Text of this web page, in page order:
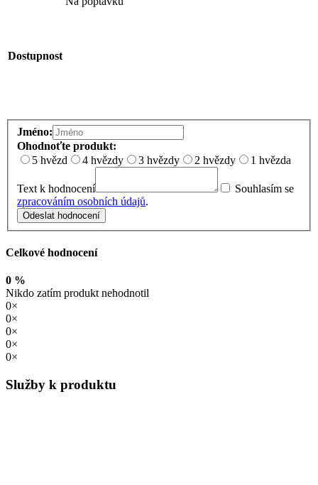
Dostupnost
Jméno:
Ohodnoťte produkt:
5 hvězd
4 hvězdy 3 hvězdy 2 hvězdy 1 hvězda
Text k hodnocení
Souhlasím se
zpracováním osobních údajů.
Odeslat hodnocení
Celkové hodnocení
0 %
Nikdo zatím produkt nehodnotil
0×
0×
0×
0×
0×
Služby k produktu